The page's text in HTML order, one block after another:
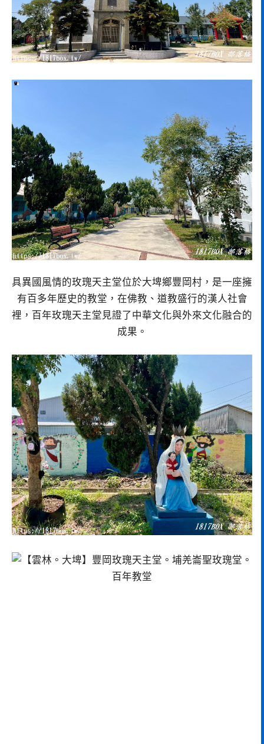
具異國風情的玫瑰天主堂位於大埤鄉豐岡村，是一座擁
有百多年歷史的教堂，在佛教、道教盛行的漢人社會
裡，百年玫瑰天主堂見證了中華文化與外來文化融合的
成果。